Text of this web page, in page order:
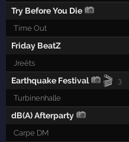
Try Before You Die
Time Out
Friday BeatZ
Jreëts
Earthquake Festival 🎬 3
Turbinenhalle
dB(A) Afterparty
Carpe DM